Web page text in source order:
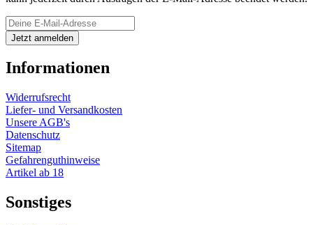
Informationen
Widerrufsrecht
Liefer- und Versandkosten
Unsere AGB's
Datenschutz
Sitemap
Gefahrenguthinweise
Artikel ab 18
Sonstiges